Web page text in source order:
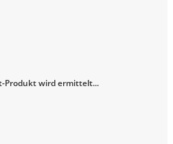
Produkt wird ermittelt...